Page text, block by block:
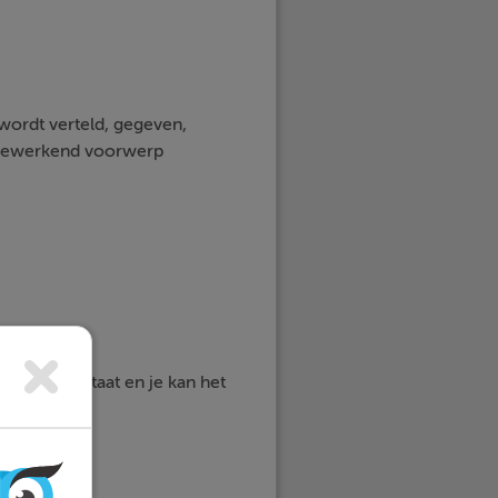
verteld, gegeven,
voorwerp
in een zin staat en je kan het